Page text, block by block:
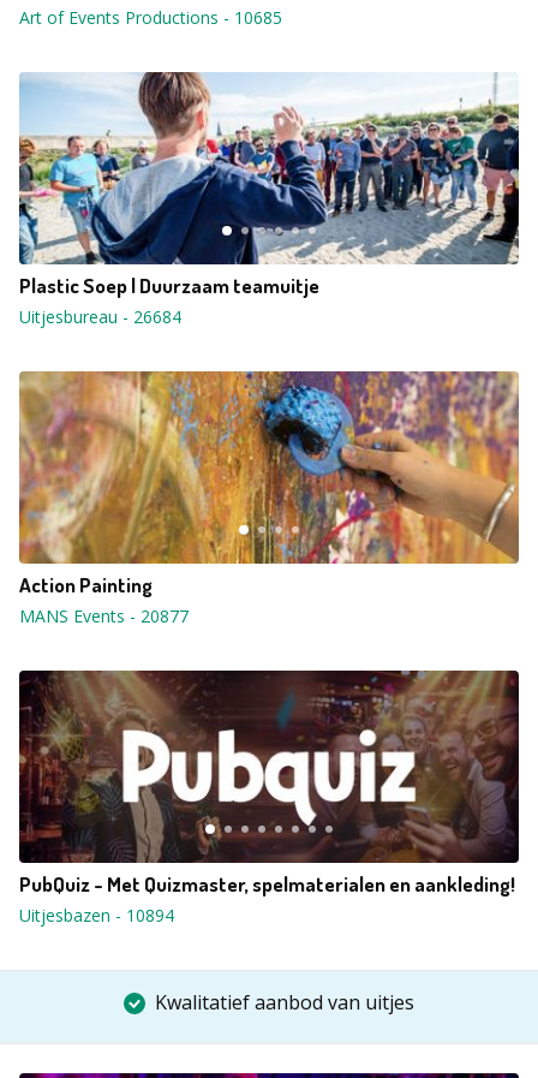
Art of Events Productions - 10685
Plastic Soep | Duurzaam teamuitje
Uitjesbureau - 26684
Action Painting
MANS Events - 20877
PubQuiz - Met Quizmaster, spelmaterialen en aankleding!
Uitjesbazen - 10894
Kwalitatief aanbod van uitjes